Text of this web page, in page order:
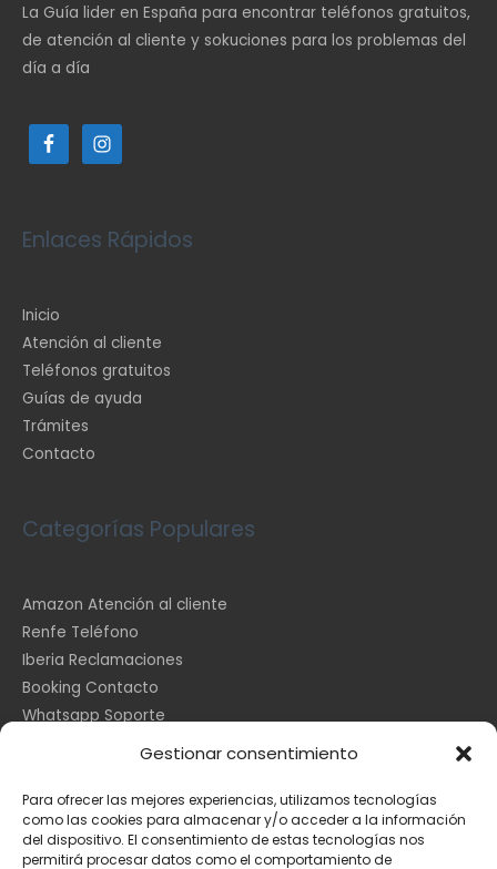
Gestionar consentimiento
Para ofrecer las mejores experiencias, utilizamos tecnologías
como las cookies para almacenar y/o acceder a la información
del dispositivo. El consentimiento de estas tecnologías nos
permitirá procesar datos como el comportamiento de
La Guía lider en España para encontrar teléfonos gratuitos,
de atención al cliente y sokuciones para los problemas del
día a día
Enlaces Rápidos
Inicio
Atención al cliente
Teléfonos gratuitos
Guías de ayuda
Trámites
Contacto
Categorías Populares
Amazon Atención al cliente
Renfe Teléfono
Iberia Reclamaciones
Booking Contacto
Whatsapp Soporte
Información Legal